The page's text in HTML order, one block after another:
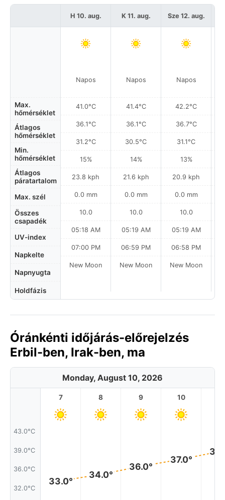
Max.
hőmérséklet
Átlagos
hőmérséklet
Min.
hőmérséklet
Átlagos
páratartalom
Max. szél
Összes
csapadék
UV-index
Napkelte
Napnyugta
Holdfázis
H 10. aug.
Napos
41.0°C
36.1°C
31.2°C
15%
23.8 kph
0.0 mm
10.0
05:18 AM
07:00 PM
New Moon
K 11. aug.
Napos
41.4°C
36.1°C
30.5°C
14%
21.6 kph
0.0 mm
10.0
05:19 AM
06:59 PM
New Moon
Sze 12. aug.
Napos
42.2°C
36.7°C
31.1°C
13%
20.9 kph
0.0 mm
10.0
05:19 AM
06:58 PM
New Moon
Óránkénti időjárás-előrejelzés
Erbil-ben, Irak-ben, ma
Monday, August 10, 2026
43.0°C
39.0°C
36.0°C
32.0°C
7
33.0°
8
34.0°
9
36.0°
10
37.0°